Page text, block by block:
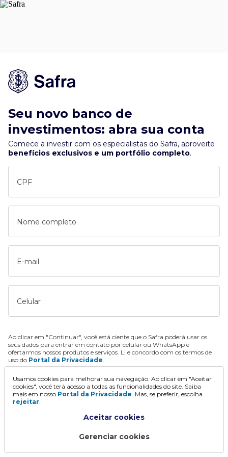
Seu novo banco de
investimentos: abra sua conta
Comece a investir com os especialistas do Safra, aproveite
benefícios exclusivos e um portfólio completo.
CPF
Nome completo
E-mail
Celular
Ao clicar em "Continuar", você está ciente que o Safra poderá usar os
seus dados para entrar em contato por celular ou WhatsApp e
ofertarmos nossos produtos e serviços. Li e concordo com os termos de
uso do Portal da Privacidade.
Continuar
Usamos cookies para melhorar sua navegação. Ao clicar em "Aceitar
cookies", você terá acesso a todas as funcionalidades do site. Saiba
mais em nosso Portal da Privacidade. Mas, se preferir, escolha
rejeitar.
Aceitar cookies
Gerenciar cookies